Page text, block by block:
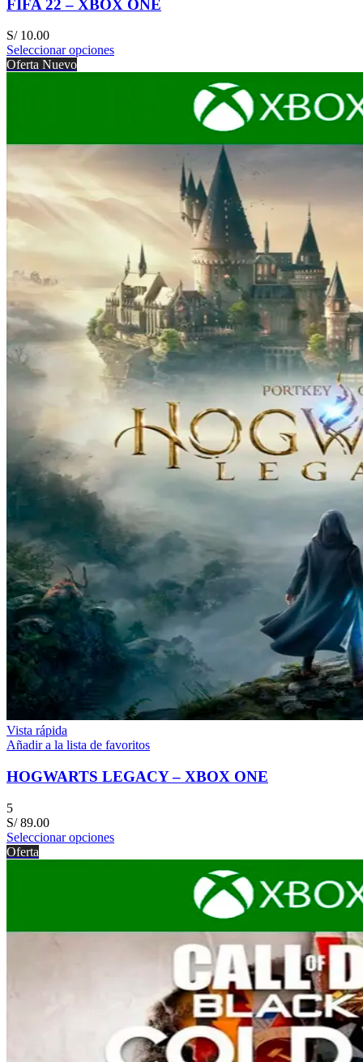
FIFA 22 – XBOX ONE
S/10.00
Seleccionar opciones
Oferta Nuevo
Vista rápida
Añadir a la lista de favoritos
HOGWARTS LEGACY – XBOX ONE
5
S/89.00
Seleccionar opciones
Oferta